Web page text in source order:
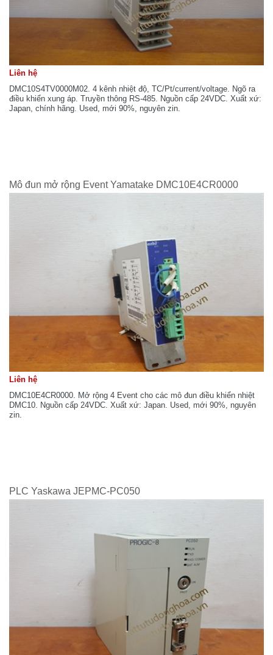
Liên hệ
DMC10S4TV0000M02. 4 kênh nhiệt độ, TC/Pt/current/voltage. Ngõ ra
điều khiển xung áp. Truyền thông RS-485. Nguồn cấp 24VDC. Xuất xứ:
Japan, chính hãng. Used, mới 90%, nguyên zin.
Mô đun mở rộng Event Yamatake DMC10E4CR0000
Liên hệ
DMC10E4CR0000. Mở rộng 4 Event cho các mô đun điều khiển nhiệt
DMC10. Nguồn cấp 24VDC. Xuất xứ: Japan. Used, mới 90%, nguyên
zin.
PLC Yaskawa JEPMC-PC050